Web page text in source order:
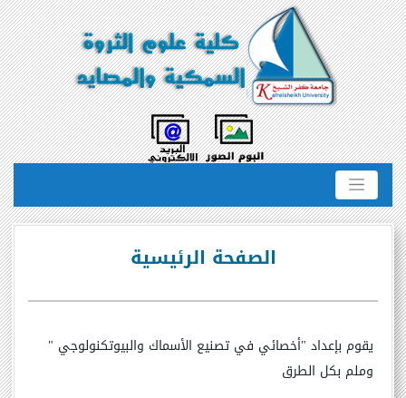
الصفحة الرئيسية
يقوم بإعداد "أخصائي في تصنيع الأسماك والبيوتكنولوجي "
وملم بكل الطرق